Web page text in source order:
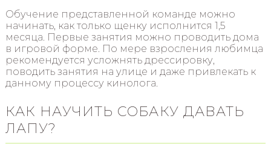
Обучение представленной команде можно
начинать, как только щенку исполнится 1,5
месяца. Первые занятия можно проводить дома
в игровой форме. По мере взросления любимца
рекомендуется усложнять дрессировку,
поводить занятия на улице и даже привлекать к
данному процессу кинолога.
КАК НАУЧИТЬ СОБАКУ ДАВАТЬ
ЛАПУ?